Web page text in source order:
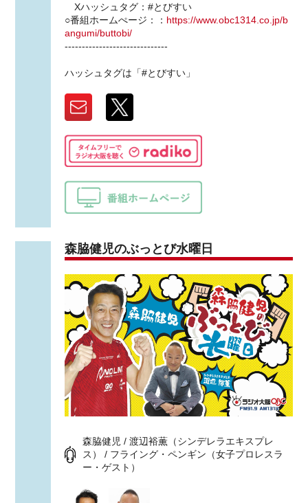
Xハッシュタグ：#とびすい
○番組ホームぺージ：： https://www.obc1314.co.jp/b
angumi/buttobi/
------------------------------
ハッシュタグは「#とびすい」
森脇健児のぶっとび水曜日
森脇健児 / 渡辺裕薫（シンデレラエキスプレ
ス） / フライング・ペンギン（女子プロレスラ
ー・ゲスト）